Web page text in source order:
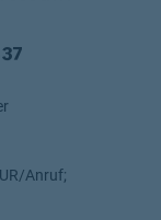
Anruf;